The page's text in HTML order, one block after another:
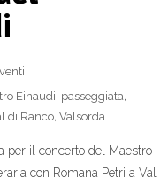
Einaudi passeggiata
di Ranco Valsorda
per il concerto del Maestro
con Romana Petri a Val